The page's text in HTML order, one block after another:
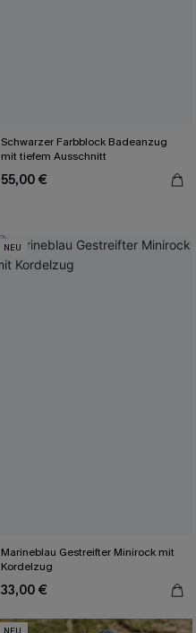
Schwarzer Farbblock Badeanzug
mit tiefem Ausschnitt
55,00 €
NEU
Marineblau Gestreifter Minirock mit
Kordelzug
33,00 €
NEU